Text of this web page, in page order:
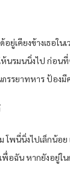
อยู่เคียงข้างเธอใน
นรมนนิ่งไป ก่อน
รรยาทหาร ป้องมี
โพนี่นิ่งไปเล็กน้อ
พื่อฉัน หากยังอยู่ใ